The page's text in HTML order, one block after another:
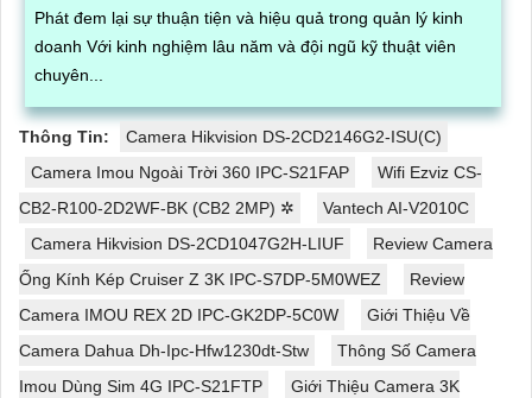
Phát đem lại sự thuận tiện và hiệu quả trong quản lý kinh
doanh Với kinh nghiệm lâu năm và đội ngũ kỹ thuật viên
chuyên...
Thông Tin:
Camera Hikvision DS-2CD2146G2-ISU(C)
Camera Imou Ngoài Trời 360 IPC-S21FAP
Wifi Ezviz CS-
CB2-R100-2D2WF-BK (CB2 2MP) ✲
Vantech AI-V2010C
Camera Hikvision DS-2CD1047G2H-LIUF
Review Camera
Ống Kính Kép Cruiser Z 3K IPC-S7DP-5M0WEZ
Review
Camera IMOU REX 2D IPC-GK2DP-5C0W
Giới Thiệu Về
Camera Dahua Dh-Ipc-Hfw1230dt-Stw
Thông Số Camera
Imou Dùng Sim 4G IPC-S21FTP
Giới Thiệu Camera 3K